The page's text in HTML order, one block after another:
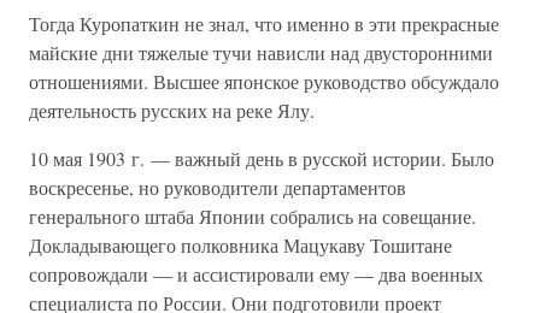
Тогда Куропаткин не знал, что именно в эти прекрасные
майские дни тяжелые тучи нависли над двусторонними
отношениями. Высшее японское руководство обсуждало
деятельность русских на реке Ялу.
10 мая 1903 г. — важный день в русской истории. Было
воскресенье, но руководители департаментов
генерального штаба Японии собрались на совещание.
Докладывающего полковника Мацукаву Тошитане
сопровождали — и ассистировали ему — два военных
специалиста по России. Они подготовили проект